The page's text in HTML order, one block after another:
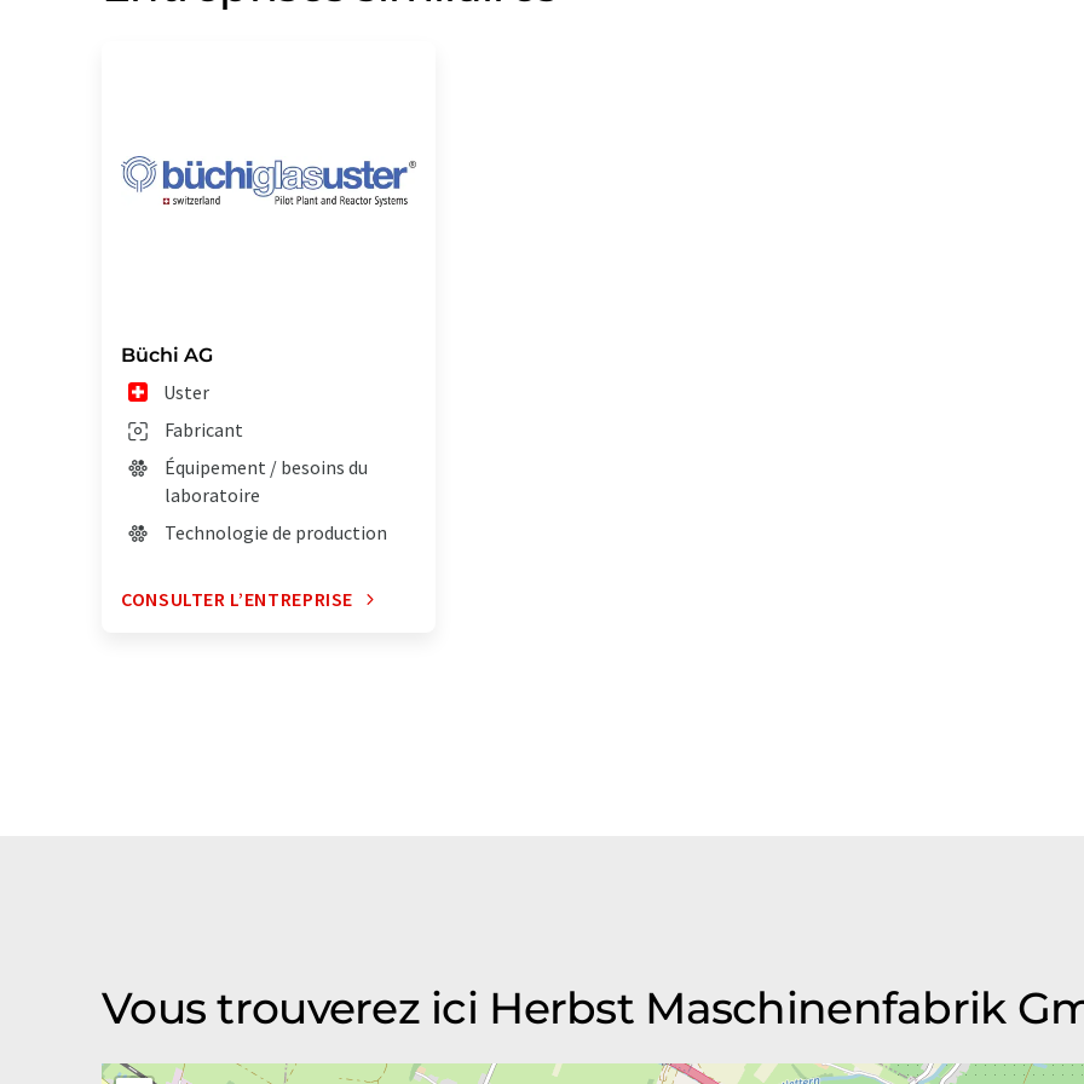
Büchi AG
Uster
Fabricant
Équipement / besoins du
laboratoire
Technologie de production
CONSULTER L’ENTREPRISE
Vous trouverez ici Herbst Maschinenfabrik